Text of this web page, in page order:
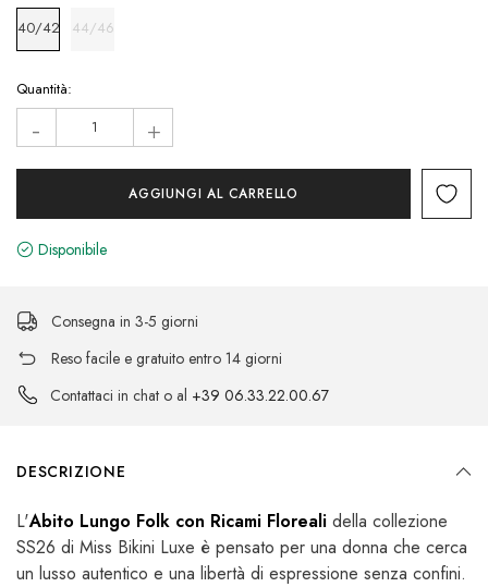
40/42
44/46
Hurry!
Only
left
Quantità:
- +
Disponibile
Consegna in 3-5 giorni
Reso facile e gratuito entro 14 giorni
Contattaci in chat o al +39 06.33.22.00.67
DESCRIZIONE
L'Abito Lungo Folk con Ricami Floreali della collezione
SS26 di Miss Bikini Luxe è pensato per una donna che cerca
un lusso autentico e una libertà di espressione senza confini.